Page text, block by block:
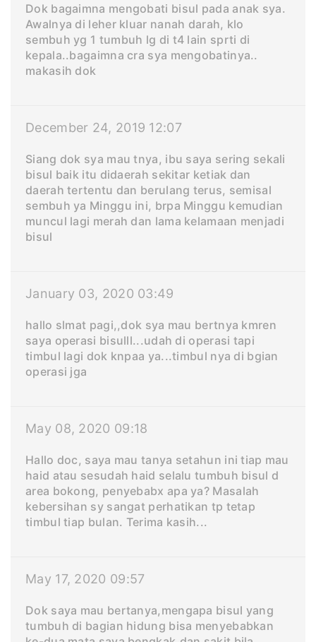
Dok bagaimna mengobati bisul pada anak sya.
Awalnya di leher kluar nanah darah, klo
sembuh yg 1 tumbuh lg di t4 lain sprti di
kepala..bagaimna cra sya mengobatinya..
makasih dok
December 24, 2019 12:07
Siang dok sya mau tnya, ibu saya sering sekali
bisul baik itu didaerah sekitar ketiak dan
daerah tertentu dan berulang terus, semisal
sembuh ya Minggu ini, brpa Minggu kemudian
muncul lagi merah dan lama kelamaan menjadi
bisul
January 03, 2020 03:49
hallo slmat pagi,,dok sya mau bertnya kmren
saya operasi bisulll...udah di operasi tapi
timbul lagi dok knpaa ya...timbul nya di bgian
operasi jga
May 08, 2020 09:18
Hallo doc, saya mau tanya setahun ini tiap mau
haid atau sesudah haid selalu tumbuh bisul d
area bokong, penyebabx apa ya? Masalah
kebersihan sy sangat perhatikan tp tetap
timbul tiap bulan. Terima kasih...
May 17, 2020 09:57
Dok saya mau bertanya,mengapa bisul yang
tumbuh di bagian hidung bisa menyebabkan